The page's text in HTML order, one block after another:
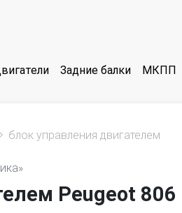
Задние балки МКПП
блок управления двигателем
Peugeot